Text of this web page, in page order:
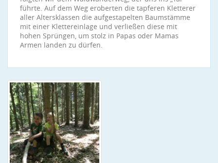
führte. Auf dem Weg eroberten die tapferen Kletterer
aller Altersklassen die aufgestapelten Baumstämme
mit einer Klettereinlage und verließen diese mit
hohen Sprüngen, um stolz in Papas oder Mamas
Armen landen zu dürfen.